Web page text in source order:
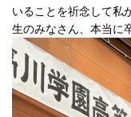
いることを祈念して私
生のみなさん、本当に